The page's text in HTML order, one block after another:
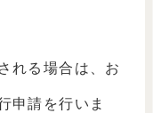
れる場合は、お
申請を行いま